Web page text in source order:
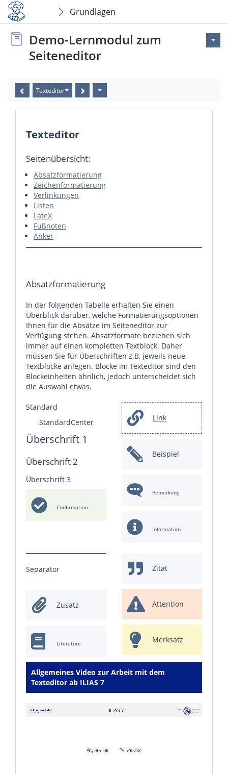
Grundlagen
Demo-Lernmodul zum
Seiteneditor
Texteditor
Texteditor
Seitenübersicht:
Absatzformatierung
Zeichenformatierung
Verlinkungen
Listen
LateX
Fußnoten
Anker
Absatzformatierung
In der folgenden Tabelle erhalten Sie einen
Überblick darüber, welche Formatierungsoptionen
Ihnen für die Absätze im Seiteneditor zur
Verfügung stehen. Absatzformate beziehen sich
immer auf einen kompletten Textblock. Daher
müssen Sie für Überschriften z.B. jeweils neue
Textblöcke anlegen. Blöcke im Texteditor sind den
Blockeinheiten ähnlich, jedoch unterscheidet sich
die Auswahl etwas.
Standard
StandardCenter
Überschrift 1
Überschrift 2
Überschrift 3
Confirmation
Link
Beispiel
Bemerkung
Information
Separator
Zusatz
Literature
Zitat
Attention
Merksatz
Allgemeines Video zur Arbeit mit dem
Texteditor ab ILIAS 7
Video